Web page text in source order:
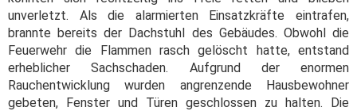
unverletzt. Als die alarmierten Einsatzkräfte eintrafen,
brannte bereits der Dachstuhl des Gebäudes. Obwohl die
Feuerwehr die Flammen rasch gelöscht hatte, entstand
erheblicher Sachschaden. Aufgrund der enormen
Rauchentwicklung wurden angrenzende Hausbewohner
gebeten, Fenster und Türen geschlossen zu halten. Die